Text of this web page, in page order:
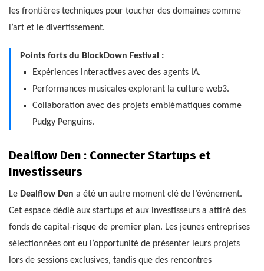
les frontières techniques pour toucher des domaines comme
l’art et le divertissement.
Points forts du BlockDown Festival :
Expériences interactives avec des agents IA.
Performances musicales explorant la culture web3.
Collaboration avec des projets emblématiques comme
Pudgy Penguins.
Dealflow Den : Connecter Startups et
Investisseurs
Le Dealflow Den a été un autre moment clé de l’événement.
Cet espace dédié aux startups et aux investisseurs a attiré des
fonds de capital-risque de premier plan. Les jeunes entreprises
sélectionnées ont eu l’opportunité de présenter leurs projets
lors de sessions exclusives, tandis que des rencontres